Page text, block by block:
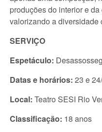
produções do interior e
valorizando a diversidade
SERVIÇO
Espetáculo:
Datas e horários: 23 e
Local: Teatro SESI Rio
Classificação: 18 anos